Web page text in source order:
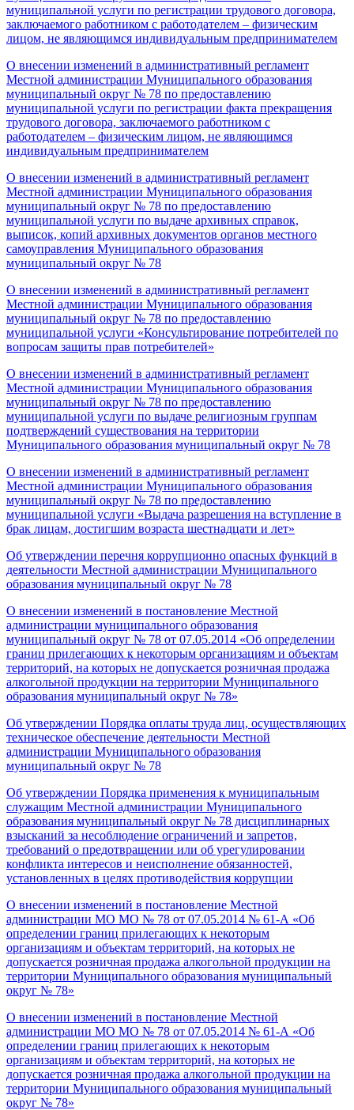
муниципальной услуги по регистрации трудового договора,
заключаемого работником с работодателем – физическим
лицом, не являющимся индивидуальным предпринимателем
О внесении изменений в административный регламент
Местной администрации Муниципального образования
муниципальный округ № 78 по предоставлению
муниципальной услуги по регистрации факта прекращения
трудового договора, заключаемого работником с
работодателем – физическим лицом, не являющимся
индивидуальным предпринимателем
О внесении изменений в административный регламент
Местной администрации Муниципального образования
муниципальный округ № 78 по предоставлению
муниципальной услуги по выдаче архивных справок,
выписок, копий архивных документов органов местного
самоуправления Муниципального образования
муниципальный округ № 78
О внесении изменений в административный регламент
Местной администрации Муниципального образования
муниципальный округ № 78 по предоставлению
муниципальной услуги «Консультирование потребителей по
вопросам защиты прав потребителей»
О внесении изменений в административный регламент
Местной администрации Муниципального образования
муниципальный округ № 78 по предоставлению
муниципальной услуги по выдаче религиозным группам
подтверждений существования на территории
Муниципального образования муниципальный округ № 78
О внесении изменений в административный регламент
Местной администрации Муниципального образования
муниципальный округ № 78 по предоставлению
муниципальной услуги «Выдача разрешения на вступление в
брак лицам, достигшим возраста шестнадцати и лет»
Об утверждении перечня коррупционно опасных функций в
деятельности Местной администрации Муниципального
образования муниципальный округ № 78
О внесении изменений в постановление Местной
администрации муниципального образования
муниципальный округ № 78 от 07.05.2014 «Об определении
границ прилегающих к некоторым организациям и объектам
территорий, на которых не допускается розничная продажа
алкогольной продукции на территории Муниципального
образования муниципальный округ № 78»
Об утверждении Порядка оплаты труда лиц, осуществляющих
техническое обеспечение деятельности Местной
администрации Муниципального образования
муниципальный округ № 78
Об утверждении Порядка применения к муниципальным
служащим Местной администрации Муниципального
образования муниципальный округ № 78 дисциплинарных
взысканий за несоблюдение ограничений и запретов,
требований о предотвращении или об урегулировании
конфликта интересов и неисполнение обязанностей,
установленных в целях противодействия коррупции
О внесении изменений в постановление Местной
администрации МО МО № 78 от 07.05.2014 № 61-А «Об
определении границ прилегающих к некоторым
организациям и объектам территорий, на которых не
допускается розничная продажа алкогольной продукции на
территории Муниципального образования муниципальный
округ № 78»
О внесении изменений в постановление Местной
администрации МО МО № 78 от 07.05.2014 № 61-А «Об
определении границ прилегающих к некоторым
организациям и объектам территорий, на которых не
допускается розничная продажа алкогольной продукции на
территории Муниципального образования муниципальный
округ № 78»